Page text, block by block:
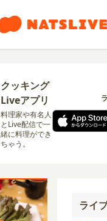
クッキング
Liveアプリ
料理家や有名人
とLive配信で一
緒に料理ができ
ちゃう。
ライ